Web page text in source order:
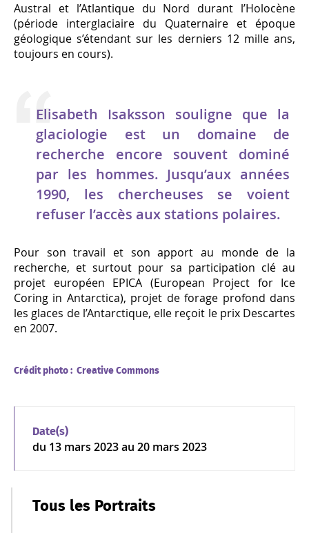
Austral et l’Atlantique du Nord durant l’Holocène
(période interglaciaire du Quaternaire et époque
géologique s’étendant sur les derniers 12 mille ans,
toujours en cours).
Elisabeth Isaksson souligne que la
glaciologie est un domaine de
recherche encore souvent dominé
par les hommes. Jusqu’aux années
1990, les chercheuses se voient
refuser l’accès aux stations polaires.
Pour son travail et son apport au monde de la
recherche, et surtout pour sa participation clé au
projet européen EPICA (European Project for Ice
Coring in Antarctica), projet de forage profond dans
les glaces de l’Antarctique, elle reçoit le prix Descartes
en 2007.
Crédit photo : Creative Commons
Date(s)
du 13 mars 2023 au 20 mars 2023
Tous les Portraits